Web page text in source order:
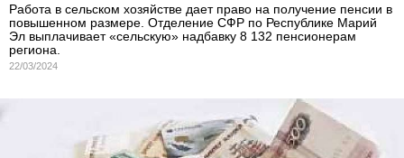
Работа в сельском хозяйстве дает право на получение пенсии в
повышенном размере. Отделение СФР по Республике Марий
Эл выплачивает «сельскую» надбавку 8 132 пенсионерам
региона.
22/03/2024